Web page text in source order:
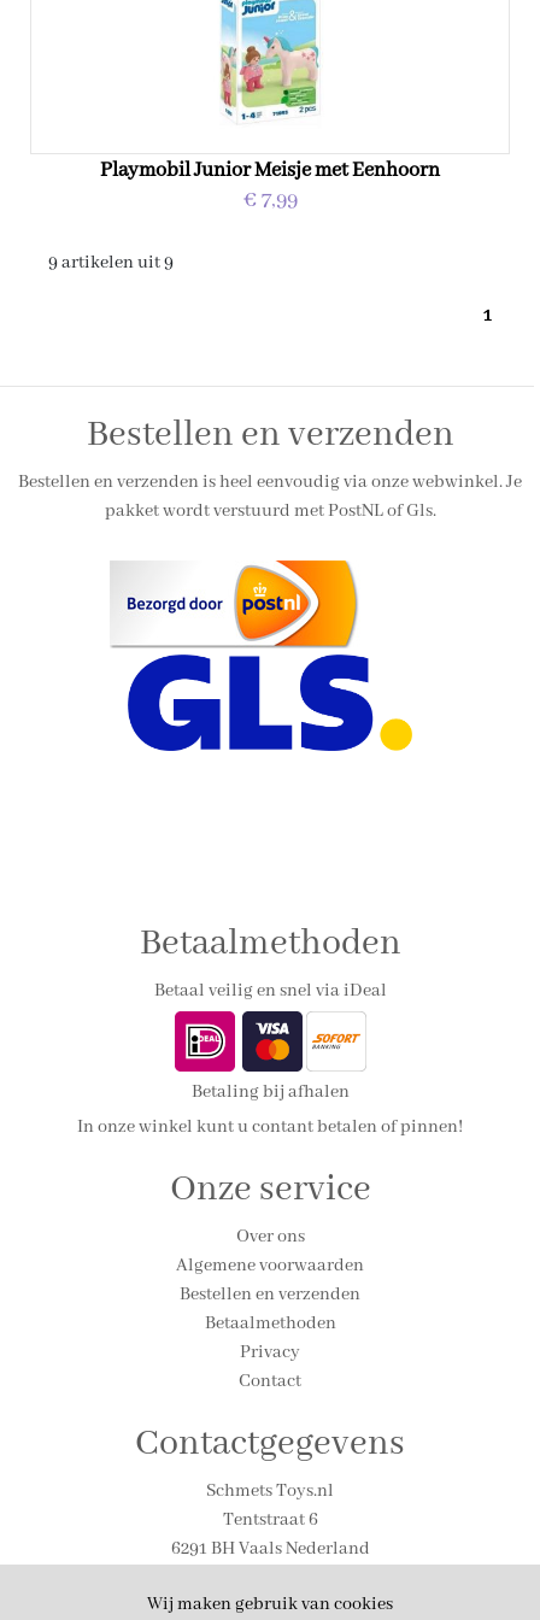
Wij maken gebruik van cookies
Playmobil Junior Meisje met Eenhoorn
€ 7,99
9 artikelen uit 9
1
Bestellen en verzenden
Bestellen en verzenden is heel eenvoudig via onze webwinkel. Je
pakket wordt verstuurd met PostNL of Gls.
Betaalmethoden
Betaal veilig en snel via iDeal
Betaling bij afhalen
In onze winkel kunt u contant betalen of pinnen!
Onze service
Over ons
Algemene voorwaarden
Bestellen en verzenden
Betaalmethoden
Privacy
Contact
Contactgegevens
Schmets Toys.nl
Tentstraat 6
6291 BH Vaals Nederland
Email: info@schmetstoys.nl